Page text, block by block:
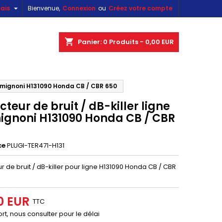
Bienvenue, Connexion ou Créez votre compte

shopping_cart Panier: 0 Produits - 0,00 EUR
H131090 Honda CB / CBR 650
de bruit / dB-killer ligne
H131090 Honda CB / CBR
PLUGI-TER471-H131
de bruit / dB-killer pour ligne H131090 Honda CB / CBR
EUR TTC
nous consulter pour le délai